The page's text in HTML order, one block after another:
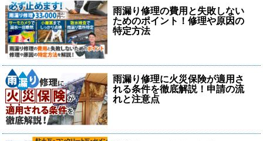
雨漏り修理の費用と失敗しない
ためのポイント！修理や原因の
特定方法
雨漏り修理に火災保険が適用さ
れる条件を徹底解説！申請の流
れと注意点